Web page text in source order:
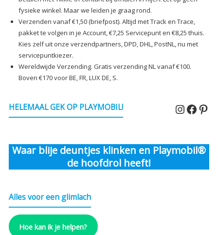
fysieke winkel. Maar we leiden je graag rond.
Verzenden vanaf €1,50 (briefpost). Altijd met Track en Trace,
pakket te volgen in je Account, €7,25 Servicepunt en €8,25 thuis.
Kies zelf uit onze verzendpartners, DPD, DHL, PostNL, nu met
servicepuntkiezer.
Wereldwijde Verzending. Gratis verzending NL vanaf €100.
Boven €170 voor BE, FR, LUX DE, S.
HELEMAAL GEK OP PLAYMOBIL!
Waar blije deuntjes klinken en Playmobil®
de hoofdrol heeft!
Alles voor een glimlach
Hoe kan ik je helpen?